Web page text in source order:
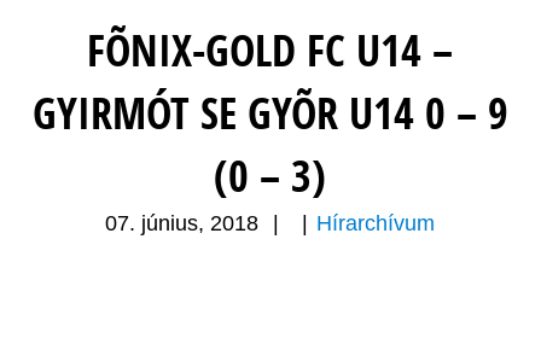
FÕNIX-GOLD FC U14 –
GYIRMÓT SE GYÕR U14 0 – 9
(0 – 3)
07. június, 2018 Hírarchívum